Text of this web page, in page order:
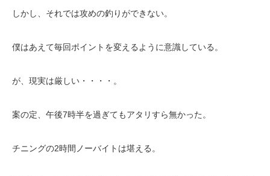
しかし、それでは攻めの釣りができない。
僕はあえて毎回ポイントを変えるように意識している。
が、現実は厳しい・・・・。
案の定、午後7時半を過ぎてもアタリすら無かった。
チニングの2時間ノーバイトは堪える。